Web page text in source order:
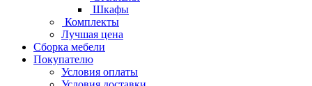
Шкафы
Комплекты
Лучшая цена
Сборка мебели
Покупателю
Условия оплаты